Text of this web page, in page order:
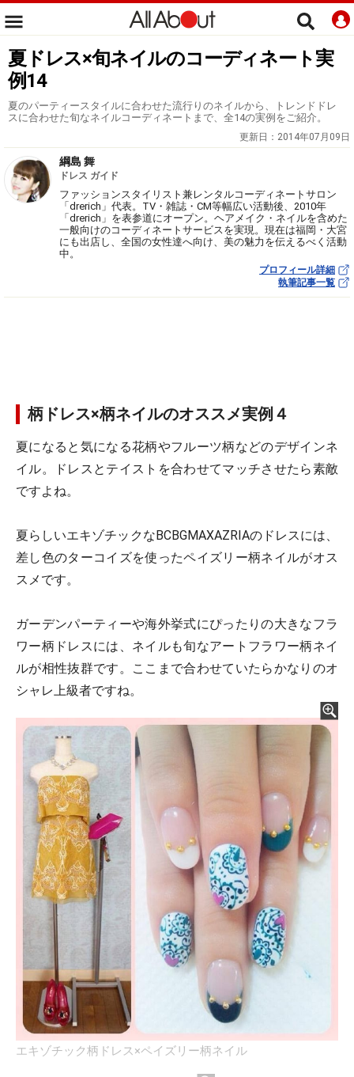
夏ドレス×旬ネイルのコーディネート実
例14
夏のパーティースタイルに合わせた流行りのネイルから、トレンドドレ
スに合わせた旬なネイルコーディネートまで、全14の実例をご紹介。
更新日： 2014年07月09日
綱島 舞
ドレス ガイド
ファッションスタイリスト兼レンタルコーディネートサロン
「drerich」代表。TV・雑誌・CM等幅広い活動後、2010年
「drerich」を表参道にオープン。ヘアメイク・ネイルを含めた
一般向けのコーディネートサービスを実現。現在は福岡・大宮
にも出店し、全国の女性達へ向け、美の魅力を伝えるべく活動
中。
プロフィール詳細
執筆記事一覧
柄ドレス×柄ネイルのオススメ実例４
夏になると気になる花柄やフルーツ柄などのデザインネ
イル。ドレスとテイストを合わせてマッチさせたら素敵
ですよね。
夏らしいエキゾチックなBCBGMAXAZRIAのドレスには、
差し色のターコイズを使ったペイズリー柄ネイルがオス
スメです。
ガーデンパーティーや海外挙式にぴったりの大きなフラ
ワー柄ドレスには、ネイルも旬なアートフラワー柄ネイ
ルが相性抜群です。ここまで合わせていたらかなりのオ
シャレ上級者ですね。
エキゾチック柄ドレス×ペイズリー柄ネイル